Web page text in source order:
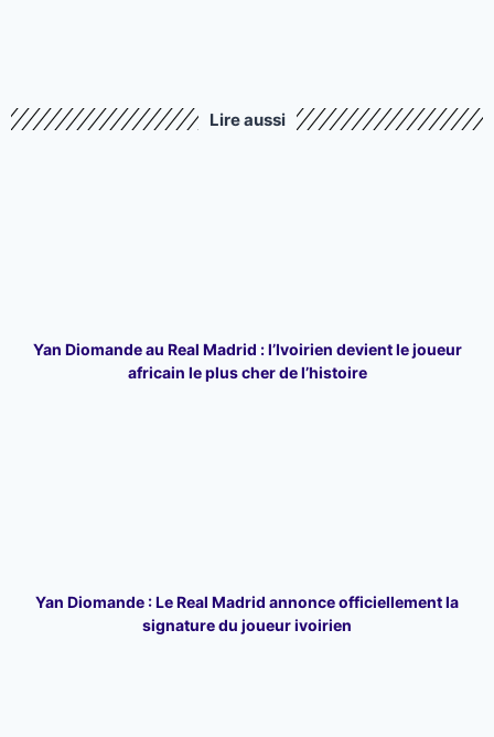
Lire aussi
Yan Diomande au Real Madrid : l’Ivoirien devient le joueur
africain le plus cher de l’histoire
Yan Diomande : Le Real Madrid annonce officiellement la
signature du joueur ivoirien